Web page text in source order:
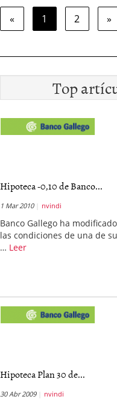
« 1 2 »
Top
Hipoteca -0,10 de Banco...
1 Mar 2010 nvindi
Banco Gallego ha modificado
las condiciones de una de
… Leer
Hipoteca Plan 30 de...
30 Abr 2009 nvindi